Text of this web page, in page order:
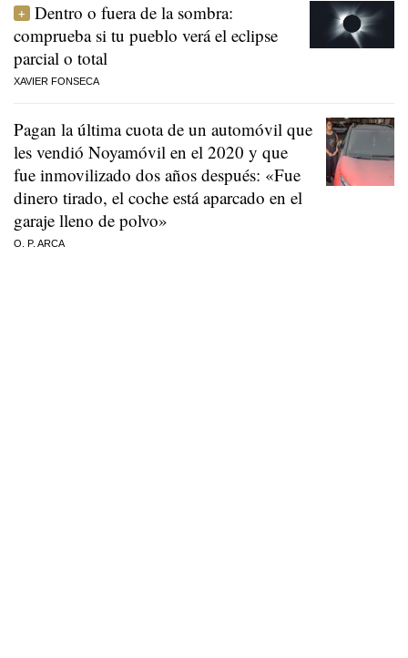
Dentro o fuera de la sombra:
comprueba si tu pueblo verá el eclipse
parcial o total
XAVIER FONSECA
Pagan la última cuota de un automóvil que
les vendió Noyamóvil en el 2020 y que
fue inmovilizado dos años después: «Fue
dinero tirado, el coche está aparcado en el
garaje lleno de polvo»
O. P. ARCA